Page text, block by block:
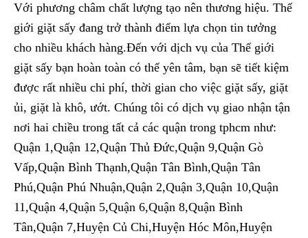
Với phương châm chất lượng tạo nên thương hiệu. Thế
giới giặt sấy đang trở thành điểm lựa chọn tin tưởng
cho nhiều khách hàng.Đến với dịch vụ của Thế giới
giặt sấy bạn hoàn toàn có thể yên tâm, bạn sẽ tiết kiệm
được rất nhiều chi phí, thời gian cho việc giặt sấy, giặt
ủi, giặt là khô, ướt. Chúng tôi có dịch vụ giao nhận tận
nơi hai chiều trong tất cả các quận trong tphcm như:
Quận 1,Quận 12,Quận Thủ Đức,Quận 9,Quận Gò
Vấp,Quận Bình Thạnh,Quận Tân Bình,Quận Tân
Phú,Quận Phú Nhuận,Quận 2,Quận 3,Quận 10,Quận
11,Quận 4,Quận 5,Quận 6,Quận 8,Quận Bình
Tân,Quận 7,Huyện Củ Chi,Huyện Hóc Môn,Huyện